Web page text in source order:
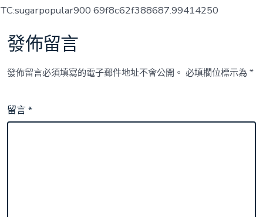
TC:sugarpopular900 69f8c62f388687.99414250
發佈留言
發佈留言必須填寫的電子郵件地址不會公開。 必填欄位標示為*
留言*